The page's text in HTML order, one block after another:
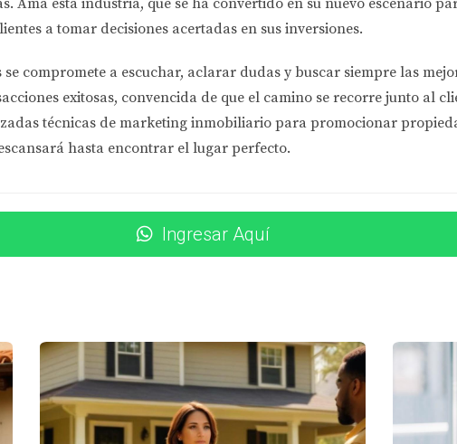
una perspectiva objetiva sobre el valor de tu hogar.
EFECTIVO
de propiedades. Muchos vendedores subestiman la importancia
de alta calidad pueden marcar la diferencia.
características únicas y beneficios de tu hogar.
aumentar significativamente tus posibilidades de venta.
A UN AGENTE INMOBILIARIO
todo el proceso por sí mismos para ahorrar dinero. Sin
a tomar decisiones acertadas en sus inversiones.
se compromete a escuchar, aclarar dudas y buscar siempre las
exitosas, convencida de que el camino se recorre junto al
técnicas de marketing inmobiliario para promocionar
hasta encontrar el lugar perfecto.
Ingresar Aquí